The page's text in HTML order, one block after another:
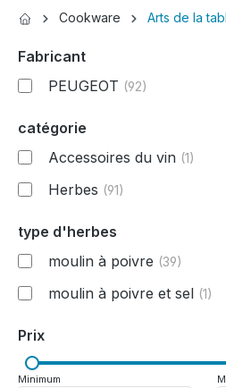
Cookware Arts de la
Fabricant
PEUGEOT (92)
catégorie
Accessoires du vin (1)
Herbes (91)
type d'herbes
moulin à poivre (39)
moulin à poivre et sel (1)
Prix
Minimum